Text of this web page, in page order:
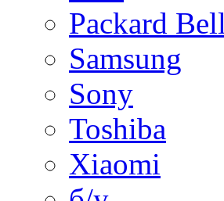
Packard Bell
Samsung
Sony
Toshiba
Xiaomi